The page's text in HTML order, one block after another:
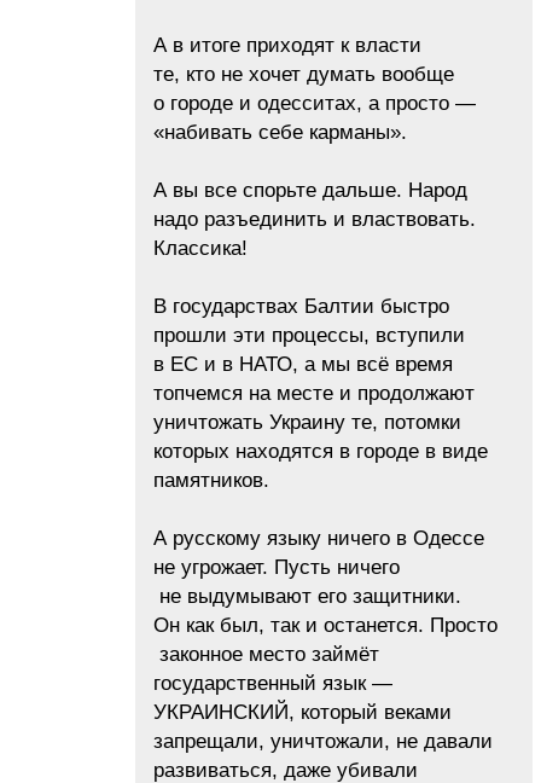
А в итоге приходят к власти
те, кто не хочет думать вообще
о городе и одесситах, а просто —
«набивать себе карманы».
А вы все спорьте дальше. Народ
надо разъединить и властвовать.
Классика!
В государствах Балтии быстро
прошли эти процессы, вступили
в ЕС и в НАТО, а мы всё время
топчемся на месте и продолжают
уничтожать Украину те, потомки
которых находятся в городе в виде
памятников.
А русскому языку ничего в Одессе
не угрожает. Пусть ничего
не выдумывают его защитники.
Он как был, так и останется. Просто
законное место займёт
государственный язык —
УКРАИНСКИЙ, который веками
запрещали, уничтожали, не давали
развиваться, даже убивали